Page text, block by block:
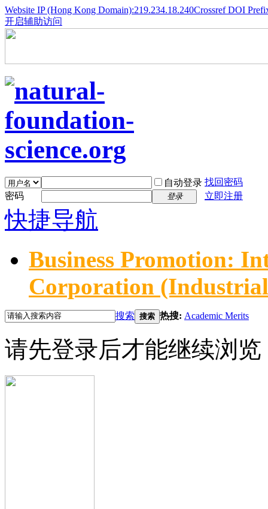
Website IP (Hong Kong Domain):219.234.18.240Crossref DOI
开启辅助访问
自动登录 找回密码
密码
登录 立即注册
快捷导航
Business Promotion:
Corporation
搜索 搜索 热搜: Academic Merits
请先登录后才能继续浏览